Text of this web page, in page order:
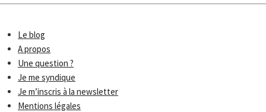
Le blog
A propos
Une question ?
Je me syndique
Je m’inscris à la newsletter
Mentions légales